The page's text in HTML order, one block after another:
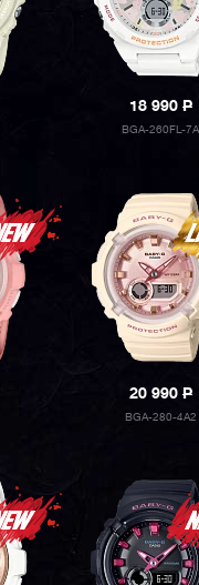
18 990 P
BGA-260FL-7A
20 990 P
BGA-280-4A2